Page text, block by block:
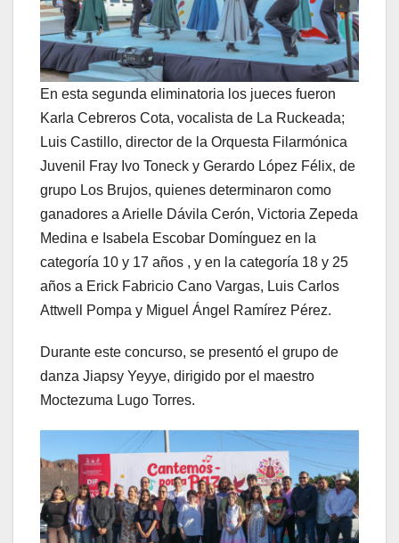
En esta segunda eliminatoria los jueces fueron
Karla Cebreros Cota, vocalista de La Ruckeada;
Luis Castillo, director de la Orquesta Filarmónica
Juvenil Fray Ivo Toneck y Gerardo López Félix, de
grupo Los Brujos, quienes determinaron como
ganadores a Arielle Dávila Cerón, Victoria Zepeda
Medina e Isabela Escobar Domínguez en la
categoría 10 y 17 años , y en la categoría 18 y 25
años a Erick Fabricio Cano Vargas, Luis Carlos
Attwell Pompa y Miguel Ángel Ramírez Pérez.
Durante este concurso, se presentó el grupo de
danza Jiapsy Yeyye, dirigido por el maestro
Moctezuma Lugo Torres.